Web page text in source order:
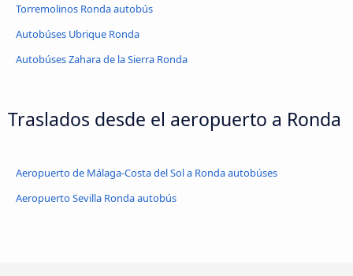
Torremolinos Ronda autobús
Autobúses Ubrique Ronda
Autobúses Zahara de la Sierra Ronda
Traslados desde el aeropuerto a Ronda
Aeropuerto de Málaga-Costa del Sol a Ronda autobúses
Aeropuerto Sevilla Ronda autobús